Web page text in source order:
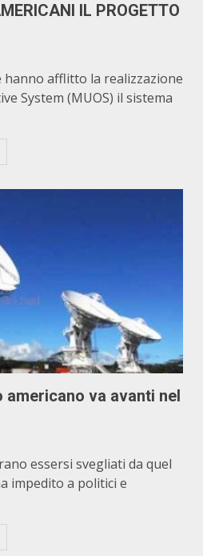
IL PROGETTO
afflitto la realizzazione
System (MUOS) il sistema
americano va avanti nel
essersi svegliati da quel
impedito a politici e